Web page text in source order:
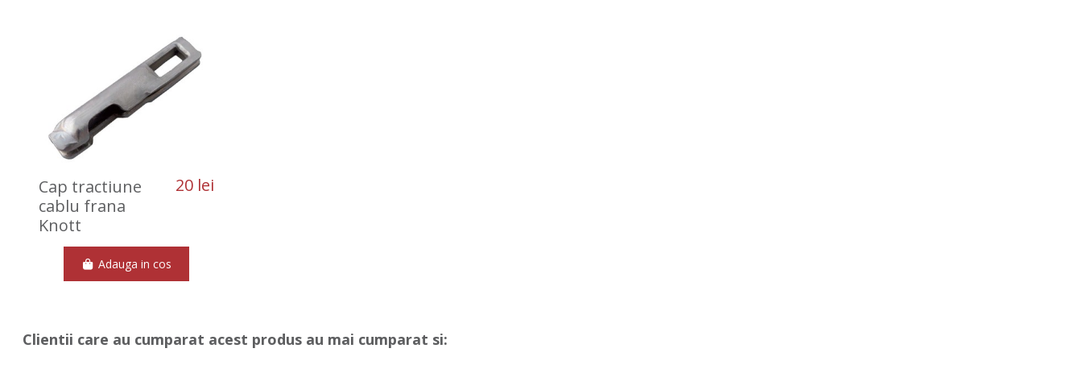
Cap tractiune
cablu frana
Knott
20 lei
Adauga in cos
Clientii care au cumparat acest produs au mai cumparat si: